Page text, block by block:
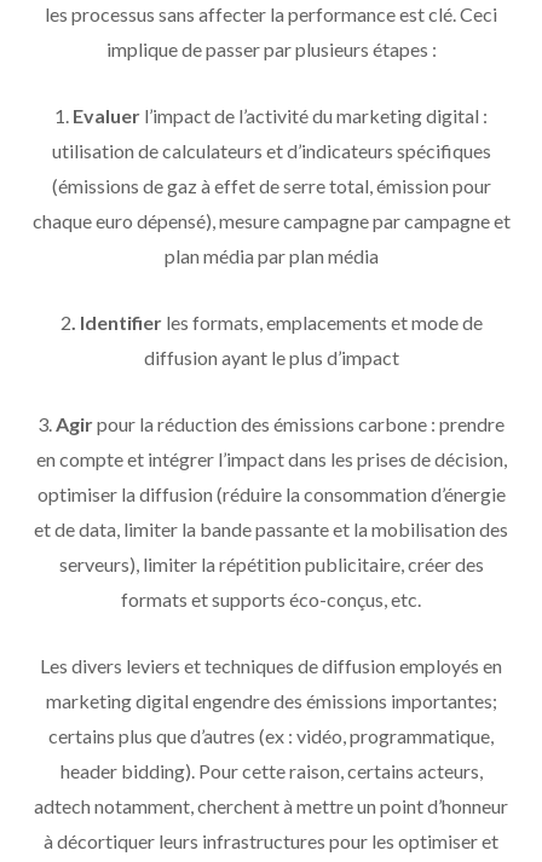
les processus sans affecter la performance est clé. Ceci
implique de passer par plusieurs étapes :
1. Evaluer l’impact de l’activité du marketing digital :
utilisation de calculateurs et d’indicateurs spécifiques
(émissions de gaz à effet de serre total, émission pour
chaque euro dépensé), mesure campagne par campagne et
plan média par plan média
2 . Identifierles formats, emplacements et mode de
diffusion ayant le plus d’impact
3. Agirpour la réduction des émissions carbone : prendre
en compte et intégrer l’impact dans les prises de décision,
optimiser la diffusion (réduire la consommation d’énergie
et de data, limiter la bande passante et la mobilisation des
serveurs), limiter la répétition publicitaire, créer des
formats et supports éco-conçus, etc.
Les divers leviers et techniques de diffusion employés en
marketing digital engendre des émissions importantes;
certains plus que d’autres (ex : vidéo, programmatique,
header bidding). Pour cette raison, certains acteurs,
adtech notamment, cherchent à mettre un point d’honneur
à décortiquer leurs infrastructures pour les optimiser et